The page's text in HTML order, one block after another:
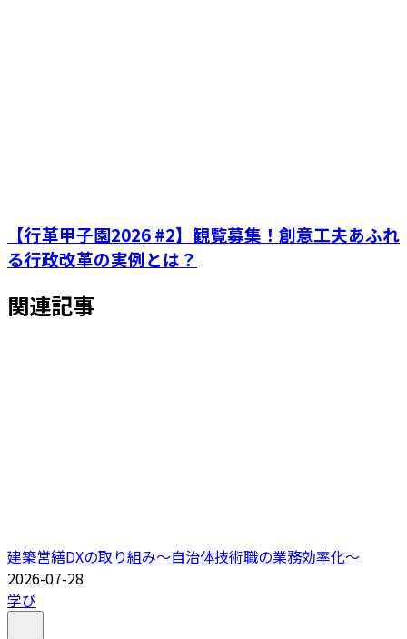
【行革甲子園2026 #2】観覧募集！創意工夫あふれ
る行政改革の実例とは？
関連記事
建築営繕DXの取り組み～自治体技術職の業務効率化～
2026-07-28
学び